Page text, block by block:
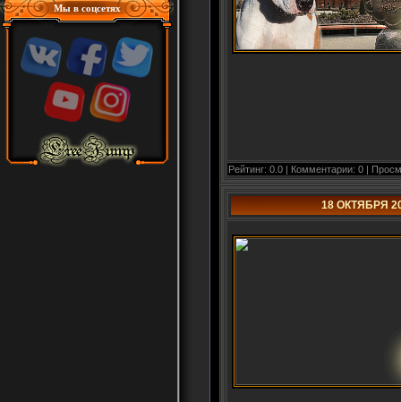
Мы в соцсетях
Рейтинг: 0.0 | Комментарии: 0 |
18 ОКТЯБРЯ